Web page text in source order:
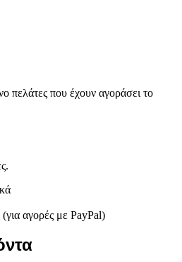
πελάτες που έχουν αγοράσει το
αγορές με PayPal)